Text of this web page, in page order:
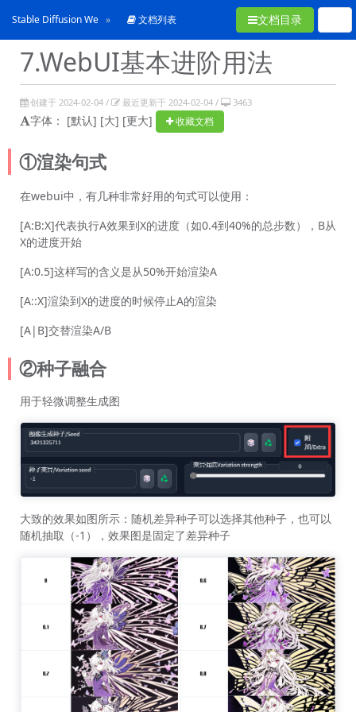
Stable Diffusion WebUI 从入门到卸载
文档列表 文档目录
7.WebUI基本进阶用法
创建于 2024-02-04 / 最近更新于 2024-02-04 / 3463
字体： [默认] [大] [更大] 收藏文档
①渲染句式
在webui中，有几种非常好用的句式可以使用：
[A:B:X]代表执行A效果到X的进度（如0.4到40%的总步数），B从
X的进度开始
[A:0.5]这样写的含义是从50%开始渲染A
[A::X]渲染到X的进度的时候停止A的渲染
[A|B]交替渲染A/B
②种子融合
用于轻微调整生成图
大致的效果如图所示：随机差异种子可以选择其他种子，也可以
随机抽取（-1），效果图是固定了差异种子